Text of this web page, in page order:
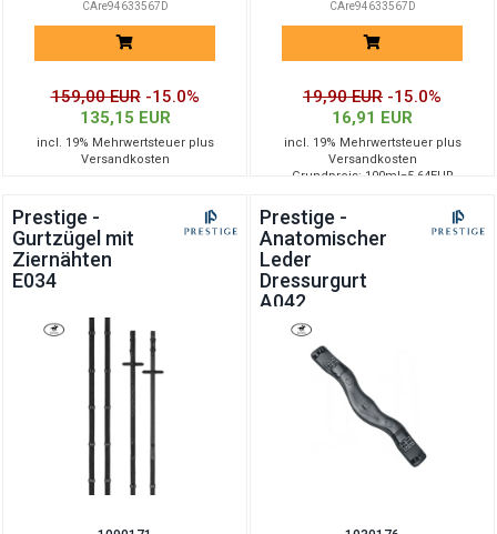
CAre94633567D
159,00 EUR -15.0%
135,15 EUR
incl. 19% Mehrwertsteuer plus
Versandkosten
CAre94633567D
19,90 EUR -15.0%
16,91 EUR
incl. 19% Mehrwertsteuer plus
Versandkosten
Grundpreis: 100ml=5.64EUR
Prestige -
Gurtzügel mit
Ziernähten
E034
Prestige -
Anatomischer
Leder
Dressurgurt
A042